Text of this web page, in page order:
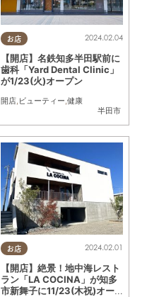
お店
半田市
2024.02.04
【開店】名鉄知多半田駅前に
歯科「Yard Dental Clinic」
が1/23(火)オープン
開店, ビューティー,健康
お店 2024.02.01
【開店】絶景！地中海レスト
ラン「LA COCINA」が知多
市新舞子に11/23(木祝)オー